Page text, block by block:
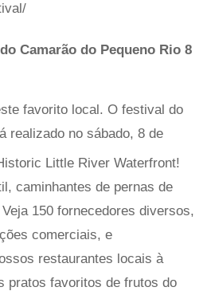
Camarão do Pequeno Rio 8
favorito local. O festival do
realizado no sábado, 8 de
Little River Waterfront!
caminhantes de pernas de
150 fornecedores diversos,
comerciais, e
restaurantes locais à
pratos favoritos de frutos do